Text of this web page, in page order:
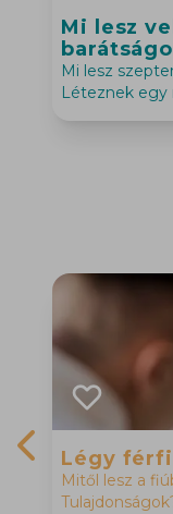
Mi lesz
Mi lesz
Léteznek egy
Previous slide
Légy
Mitől lesz a
Previous slide